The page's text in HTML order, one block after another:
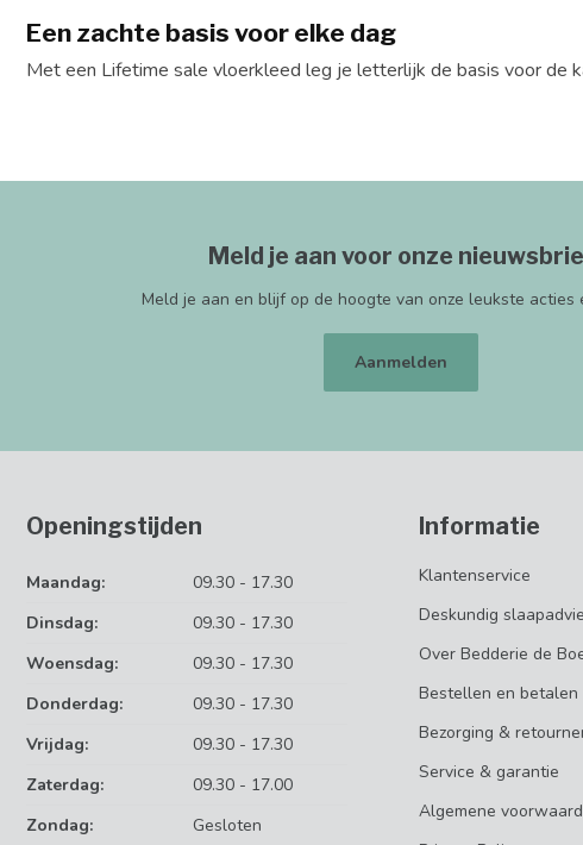
Een zachte basis voor elke dag
Met een Lifetime sale vloerkleed leg je letterlijk de basis voor de
Meld je aan voor onze
Meld je aan en blijf op de hoogte van onze leukste acties
Aanmelden
Openingstijden
Maandag:
09.30 - 17.30
Dinsdag:
09.30 - 17.30
Woensdag:
09.30 - 17.30
Donderdag:
09.30 - 17.30
Vrijdag:
09.30 - 17.30
Zaterdag:
09.30 - 17.00
Zondag:
Gesloten
Informatie
Klantenservice
Deskundig
Over Bedderie de
Bestellen en betalen
Bezorging &
Service & garantie
Algemene